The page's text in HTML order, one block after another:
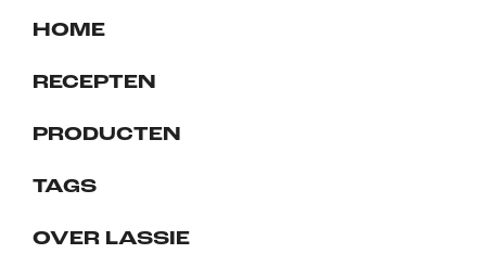
HOME
RECEPTEN
PRODUCTEN
TAGS
OVER LASSIE